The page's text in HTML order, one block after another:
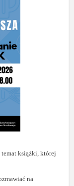
temat książki, której
na